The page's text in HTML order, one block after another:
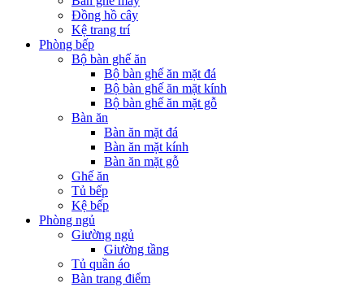
Đồng hồ cây
Kệ trang trí
Phòng bếp
Bộ bàn ghế ăn
Bộ bàn ghế ăn mặt đá
Bộ bàn ghế ăn mặt kính
Bộ bàn ghế ăn mặt gỗ
Bàn ăn
Bàn ăn mặt đá
Bàn ăn mặt kính
Bàn ăn mặt gỗ
Ghế ăn
Tủ bếp
Kệ bếp
Phòng ngủ
Giường ngủ
Giường tầng
Tủ quần áo
Bàn trang điểm